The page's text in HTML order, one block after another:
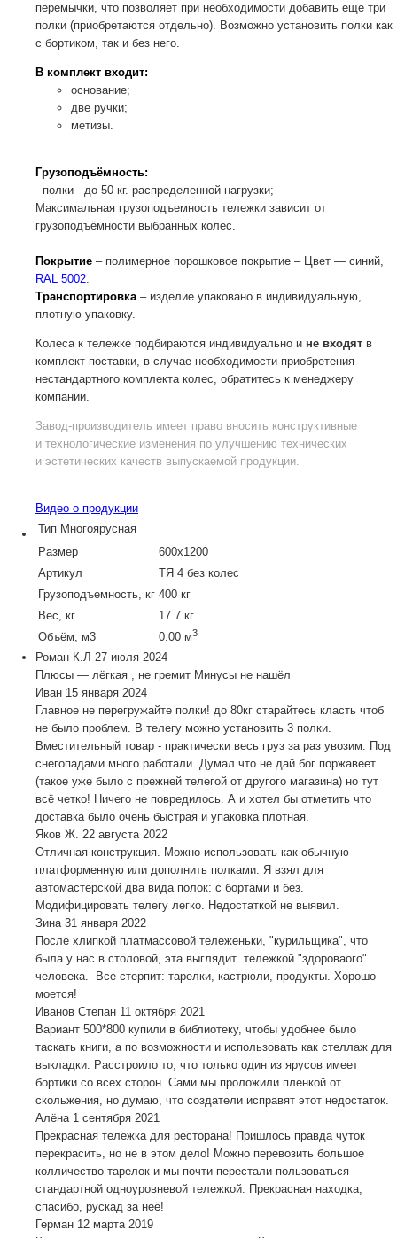
перемычки, что позволяет при необходимости добавить еще три
полки (приобретаются отдельно). Возможно установить полки как
с бортиком, так и без него.
В комплект входит:
основание;
две ручки;
метизы.
Грузоподъёмность:
- полки - до 50 кг. распределенной нагрузки;
Максимальная грузоподъемность тележки зависит от
грузоподъёмности выбранных колес.
Покрытие – полимерное порошковое покрытие – Цвет — синий,
RAL 5002.
Транспортировка– изделие упаковано в индивидуальную,
плотную упаковку.
Колеса к тележке подбираются индивидуально и не входят в
комплект поставки, в случае необходимости приобретения
нестандартного комплекта колес, обратитесь к менеджеру
компании.
Завод-производитель имеет право вносить конструктивные
и технологические изменения по улучшению технических
и эстетических качеств выпускаемой продукции.
Видео о продукции
Тип Многоярусная
Размер
600х1200
Артикул
ТЯ 4 без колес
Грузоподъемность, кг 400 кг
Вес, кг
17.7 кг
Объём, м3
0.00 м3
Роман К.Л 27 июля 2024
Плюсы — лёгкая , не гремит Минусы не нашёл
Иван 15 января 2024
Главное не перегружайте полки! до 80кг старайтесь класть чтоб
не было проблем. В телегу можно установить 3 полки.
Вместительный товар - практически весь груз за раз увозим. Под
снегопадами много работали. Думал что не дай бог поржавеет
(такое уже было с прежней телегой от другого магазина) но тут
всё четко! Ничего не повредилось. А и хотел бы отметить что
доставка было очень быстрая и упаковка плотная.
Яков Ж. 22 августа 2022
Отличная конструкция. Можно использовать как обычную
платформенную или дополнить полками. Я взял для
автомастерской два вида полок: с бортами и без.
Модифицировать телегу легко. Недостаткой не выявил.
Зина 31 января 2022
После хлипкой платмассовой тележеньки, "курильщика", что
была у нас в столовой, эта выглядит тележкой "здороваого"
человека. Все стерпит: тарелки, кастрюли, продукты. Хорошо
моется!
Иванов Степан 11 октября 2021
Вариант 500*800 купили в библиотеку, чтобы удобнее было
таскать книги, а по возможности и использовать как стеллаж для
выкладки. Расстроило то, что только один из ярусов имеет
бортики со всех сторон. Сами мы проложили пленкой от
скольжения, но думаю, что создатели исправят этот недостаток.
Алёна 1 сентября 2021
Прекрасная тележка для ресторана! Пришлось правда чуток
перекрасить, но не в этом дело! Можно перевозить большое
колличество тарелок и мы почти перестали пользоваться
стандартной одноуровневой тележкой. Прекрасная находка,
спасибо, рускад за неё!
Герман 12 марта 2019